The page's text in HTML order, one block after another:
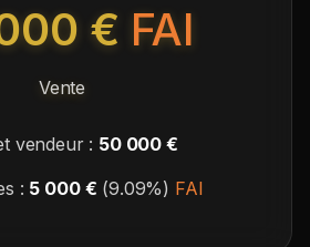
€ FAI
Vente
vendeur : 50 000 €
: 5 000 € (9.09%) FAI